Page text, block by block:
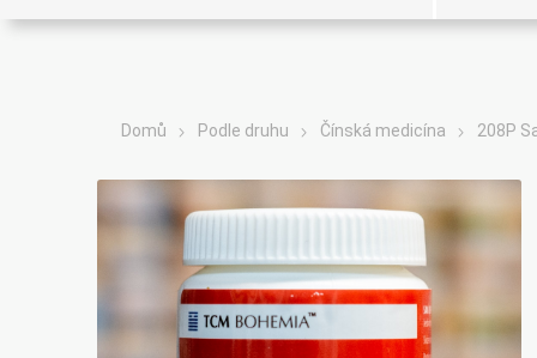
Domů Podle druhu Čínská medicína 208P